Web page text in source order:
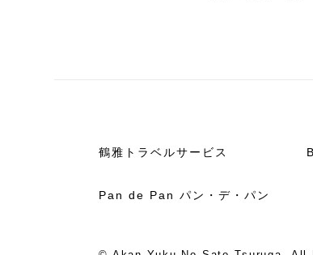
鶴雅トラベルサービス
Pan de Pan パン・デ・パン